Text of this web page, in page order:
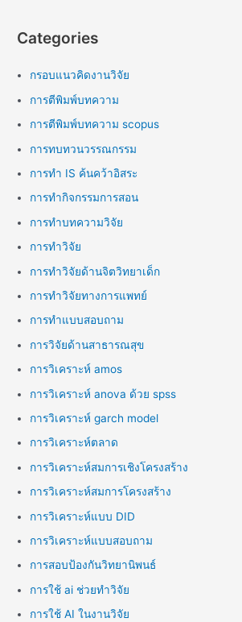
Categories
กรอบแนวคิดงานวิจัย
การตีพิมพ์บทความ
การตีพิมพ์บทความ scopus
การทบทวนวรรณกรรม
การทำ IS ค้นคว้าอิสระ
การทำกิจกรรมการสอน
การทำบทความวิจัย
การทำวิจัย
การทำวิจัยด้านจิตวิทยาเด็ก
การทำวิจัยทางการแพทย์
การทำแบบสอบถาม
การวิจัยด้านสาธารณสุข
การวิเคราะห์ amos
การวิเคราะห์ anova ด้วย spss
การวิเคราะห์ garch model
การวิเคราะห์ตลาด
การวิเคราะห์สมการเชิงโครงสร้าง
การวิเคราะห์สมการโครงสร้าง
การวิเคราะห์แบบ DID
การวิเคราะห์แบบสอบถาม
การสอบป้องกันวิทยานิพนธ์
การใช้ ai ช่วยทำวิจัย
การใช้ AI ในงานวิจัย